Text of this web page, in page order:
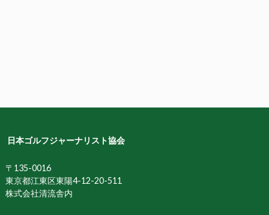
日本ゴルフジャーナリスト協会
〒135-0016
東京都江東区東陽4-12-20-511
株式会社清流舎内